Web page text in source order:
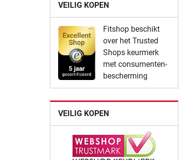
VEILIG KOPEN
Fitshop beschikt
over het Trusted
Shops keurmerk
met consumenten-
bescherming
VEILIG KOPEN